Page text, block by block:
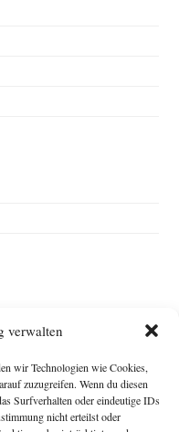
verwalten
wir Technologien wie Cookies,
zuzugreifen. Wenn du diesen
Surfverhalten oder eindeutige IDs
nicht erteilst oderImpressum